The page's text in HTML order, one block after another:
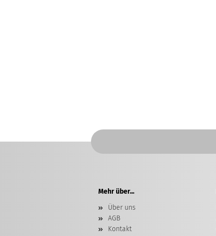
Mehr über...
Über uns
AGB
Kontakt